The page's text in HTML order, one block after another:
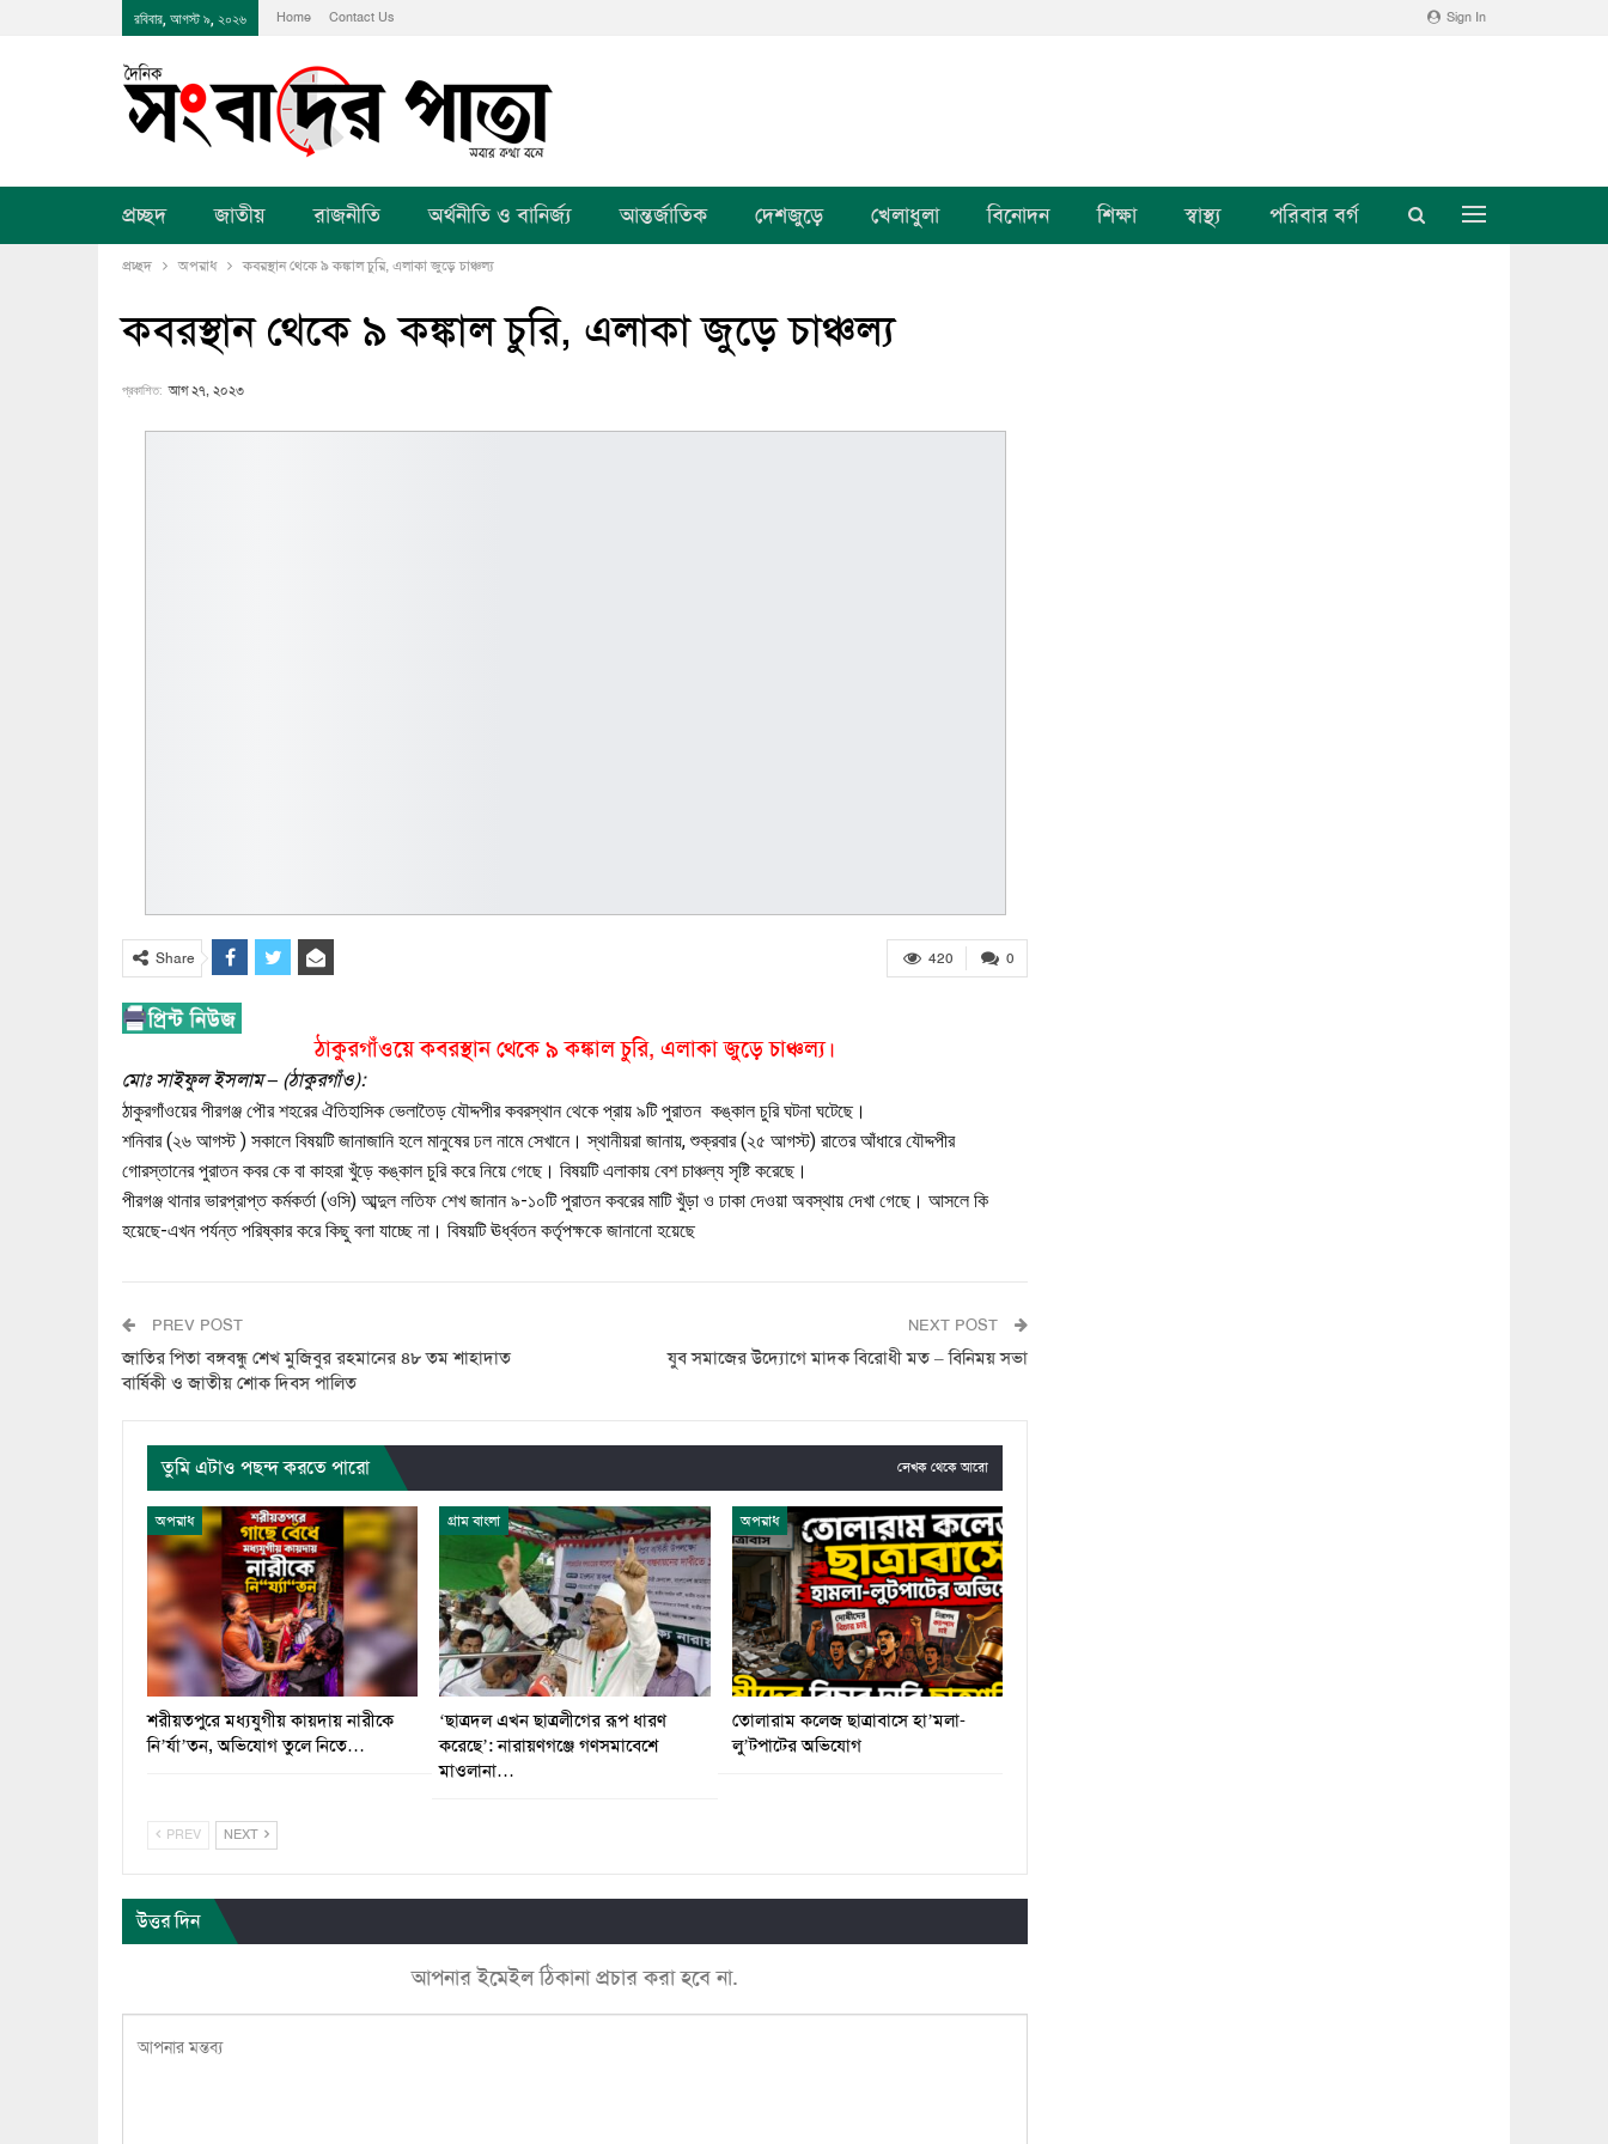
Sign In
রবিবার, আগস্ট ৯, ২০২৬ Home Contact Us
প্রচ্ছদ জাতীয় রাজনীতি অর্থনীতি ও বানির্জ্য আন্তর্জাতিক দেশজুড়ে খেলাধুলা বিনোদন শিক্ষা স্বাস্থ্য পরিবার বর্গ
প্রচ্ছদ অপরাধ কবরস্থান থেকে ৯ কঙ্কাল চুরি, এলাকা জুড়ে চাঞ্চল্য
কবরস্থান থেকে ৯ কঙ্কাল চুরি, এলাকা জুড়ে চাঞ্চল্য
প্রকাশিত: আগ ২৭, ২০২৩
0
420
Share
ঠাকুরগাঁওয়ে কবরস্থান থেকে ৯ কঙ্কাল চুরি, এলাকা জুড়ে চাঞ্চল্য।
মোঃ সাইফুল ইসলাম – (ঠাকুরগাঁও):
ঠাকুরগাঁওয়ের পীরগঞ্জ পৌর শহরের ঐতিহাসিক ভেলাতৈড় যৌদ্দপীর কবরস্থান থেকে প্রায় ৯টি পুরাতন কঙ্কাল চুরি ঘটনা ঘটেছে।
শনিবার (২৬ আগস্ট ) সকালে বিষয়টি জানাজানি হলে মানুষের ঢল নামে সেখানে। স্থানীয়রা জানায়, শুক্রবার (২৫ আগস্ট) রাতের আঁধারে যৌদ্দপীর
গোরস্তানের পুরাতন কবর কে বা কাহরা খুঁড়ে কঙ্কাল চুরি করে নিয়ে গেছে। বিষয়টি এলাকায় বেশ চাঞ্চল্য সৃষ্টি করেছে।
পীরগঞ্জ থানার ভারপ্রাপ্ত কর্মকর্তা (ওসি) আব্দুল লতিফ শেখ জানান ৯-১০টি পুরাতন কবরের মাটি খুঁড়া ও ঢাকা দেওয়া অবস্থায় দেখা গেছে। আসলে কি
হয়েছে-এখন পর্যন্ত পরিষ্কার করে কিছু বলা যাচ্ছে না। বিষয়টি ঊর্ধ্বতন কর্তৃপক্ষকে জানানো হয়েছে
PREV POST
জাতির পিতা বঙ্গবন্ধু শেখ মুজিবুর রহমানের ৪৮ তম শাহাদাত
বার্ষিকী ও জাতীয় শোক দিবস পালিত
NEXT POST
যুব সমাজের উদ্যোগে মাদক বিরোধী মত – বিনিময় সভা
তুমি এটাও পছন্দ করতে পারো লেখক থেকে আরো
অপরাধ
শরীয়তপুরে মধ্যযুগীয় কায়দায় নারীকে
নি’র্যা’তন, অভিযোগ তুলে নিতে…
গ্রাম বাংলা
‘ছাত্রদল এখন ছাত্রলীগের রূপ ধারণ
করেছে’: নারায়ণগঞ্জে গণসমাবেশে
মাওলানা…
অপরাধ
তোলারাম কলেজ ছাত্রাবাসে হা’মলা-
লু’টপাটের অভিযোগ
PREV NEXT
উত্তর দিন
আপনার ইমেইল ঠিকানা প্রচার করা হবে না.